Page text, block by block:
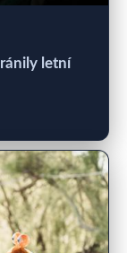
letní